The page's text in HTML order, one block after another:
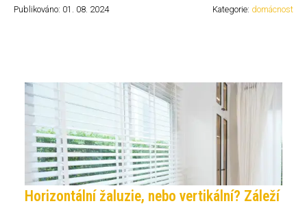
Publikováno: 01. 08. 2024 Kategorie: domácnost
Horizontální žaluzie, nebo vertikální? Záleží